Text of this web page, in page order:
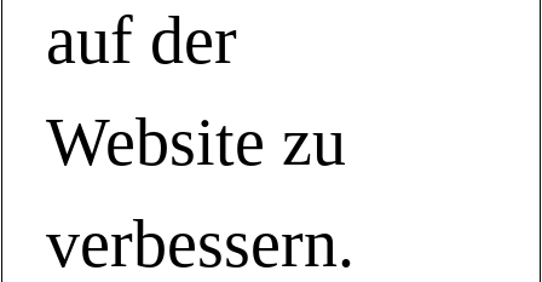
Das kundenorientierte Chemieunternehmen:
auf der
Website zu
verbessern.